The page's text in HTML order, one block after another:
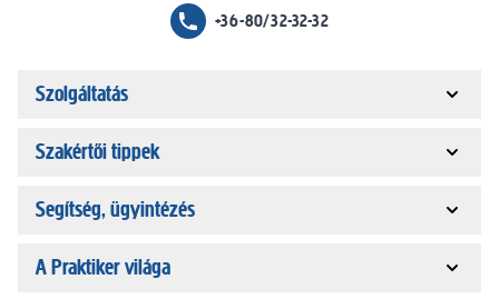
+36-80/32-32-32
Szolgáltatás
Szakértői tippek
Segítség, ügyintézés
A Praktiker világa